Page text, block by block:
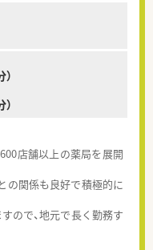
店舗以上の薬局を展開
の関係も良好で積極的に
ので、地元で長く勤務す